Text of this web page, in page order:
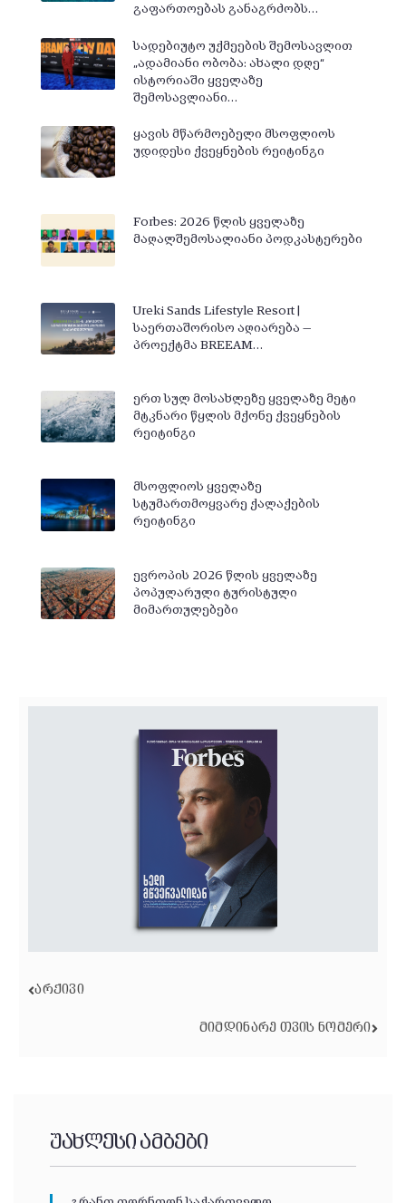
გაფართოებას განაგრძობს…
სადებიუტო უქმეების შემოსავლით
„ადამიანი ობობა: ახალი დღე“
ისტორიაში ყველაზე
შემოსავლიანი…
ყავის მწარმოებელი მსოფლიოს
უდიდესი ქვეყნების რეიტინგი
Forbes: 2026 წლის ყველაზე
მაღალშემოსალიანი პოდკასტერები
Ureki Sands Lifestyle Resort |
საერთაშორისო აღიარება —
პროექტმა BREEAM…
ერთ სულ მოსახლეზე ყველაზე მეტი
მტკნარი წყლის მქონე ქვეყნების
რეიტინგი
მსოფლიოს ყველაზე
სტუმართმოყვარე ქალაქების
რეიტინგი
ევროპის 2026 წლის ყველაზე
პოპულარული ტურისტული
მიმართულებები
ᲐᲠᲥᲘᲕᲘ
ᲛᲘᲛᲓᲘᲜᲐᲠᲔ ᲗᲕᲘᲡ ᲜᲝᲛᲔᲠᲘ
უახლესი ამბები